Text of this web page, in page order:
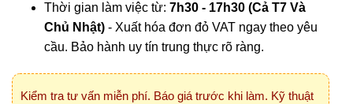
Thời gian làm việc từ: 7h30 - 17h30 (Cả T7 Và
Chủ Nhật)- Xuất hóa đơn đỏ VAT ngay theo yêu
cầu. Bảo hành uy tín trung thực rõ ràng.
Kiểm tra tư vấn miễn phí. Báo giá trước khi làm. Kỹ thuật